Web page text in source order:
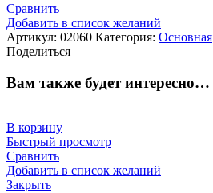
Сравнить
Добавить в список желаний
Артикул: 02060 Категория: Основная
Поделиться
Вам также будет интересно…
В корзину
Быстрый просмотр
Сравнить
Добавить в список желаний
Закрыть